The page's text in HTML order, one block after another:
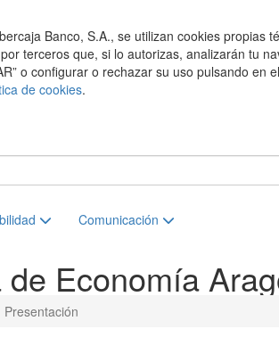
Banco, S.A., se utilizan cookies propias
terceros que, si lo autorizas, analizarán tu
o configurar o rechazar su uso pulsando en
de cookies.
Comunicación
de Economía
Presentación